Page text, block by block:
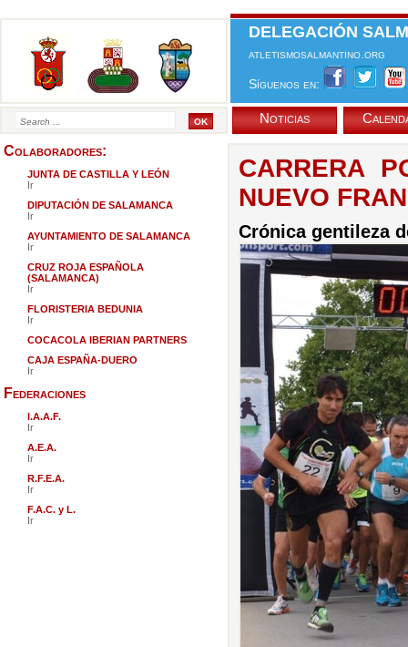
DELEGACIÓN
atletismosalmantino.org
Síguenos en:
Noticias
Colaboradores:
JUNTA DE CASTILLA Y LEÓN
Ir
DIPUTACIÓN DE SALAMANCA
Ir
AYUNTAMIENTO DE SALAMANCA
Ir
CRUZ ROJA ESPAÑOLA
(SALAMANCA)
Ir
FLORISTERIA BEDUNIA
Ir
COCACOLA IBERIAN PARTNERS
CAJA ESPAÑA-DUERO
Ir
Federaciones
I.A.A.F.
Ir
A.E.A.
Ir
R.F.E.A.
Ir
F.A.C. y L.
Ir
CARRERA
NUEVO
Crónica gentileza